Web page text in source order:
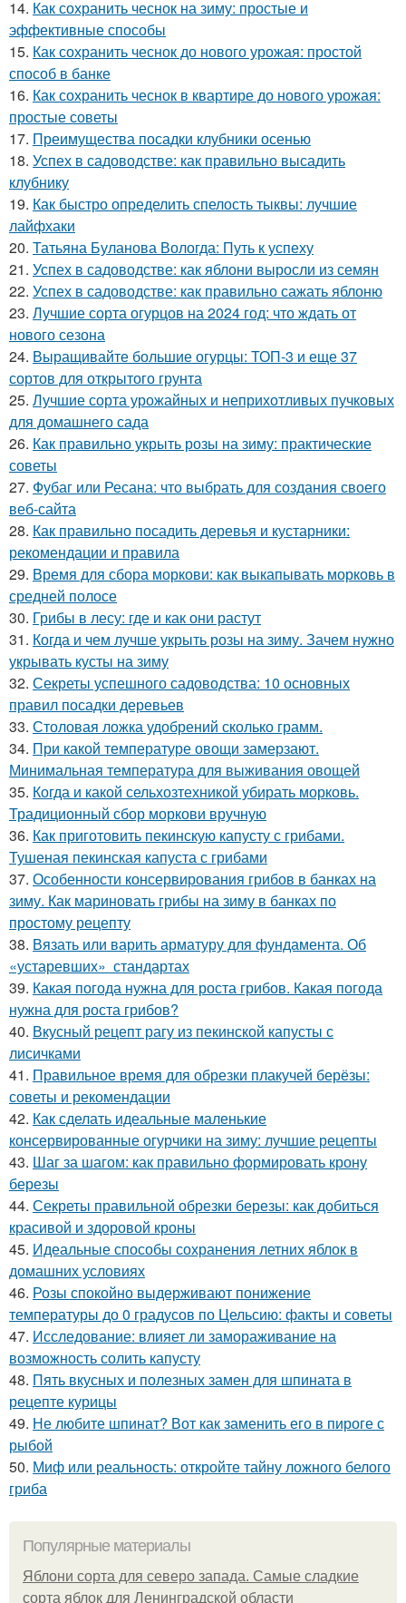
14. Как сохранить чеснок на зиму: простые и
эффективные способы
15. Как сохранить чеснок до нового урожая: простой
способ в банке
16. Как сохранить чеснок в квартире до нового урожая:
простые советы
17. Преимущества посадки клубники осенью
18. Успех в садоводстве: как правильно высадить
клубнику
19. Как быстро определить спелость тыквы: лучшие
лайфхаки
20. Татьяна Буланова Вологда: Путь к успеху
21. Успех в садоводстве: как яблони выросли из семян
22. Успех в садоводстве: как правильно сажать яблоню
23. Лучшие сорта огурцов на 2024 год: что ждать от
нового сезона
24. Выращивайте большие огурцы: ТОП-3 и еще 37
сортов для открытого грунта
25. Лучшие сорта урожайных и неприхотливых пучковых
для домашнего сада
26. Как правильно укрыть розы на зиму: практические
советы
27. Фубаг или Ресана: что выбрать для создания своего
веб-сайта
28. Как правильно посадить деревья и кустарники:
рекомендации и правила
29. Время для сбора моркови: как выкапывать морковь в
средней полосе
30. Грибы в лесу: где и как они растут
31. Когда и чем лучше укрыть розы на зиму. Зачем нужно
укрывать кусты на зиму
32. Секреты успешного садоводства: 10 основных
правил посадки деревьев
33. Столовая ложка удобрений сколько грамм.
34. При какой температуре овощи замерзают.
Минимальная температура для выживания овощей
35. Когда и какой сельхозтехникой убирать морковь.
Традиционный сбор моркови вручную
36. Как приготовить пекинскую капусту с грибами.
Тушеная пекинская капуста с грибами
37. Особенности консервирования грибов в банках на
зиму. Как мариновать грибы на зиму в банках по
простому рецепту
38. Вязать или варить арматуру для фундамента. Об
«устаревших» стандартах
39. Какая погода нужна для роста грибов. Какая погода
нужна для роста грибов?
40. Вкусный рецепт рагу из пекинской капусты с
лисичками
41. Правильное время для обрезки плакучей берёзы:
советы и рекомендации
42. Как сделать идеальные маленькие
консервированные огурчики на зиму: лучшие рецепты
43. Шаг за шагом: как правильно формировать крону
березы
44. Секреты правильной обрезки березы: как добиться
красивой и здоровой кроны
45. Идеальные способы сохранения летних яблок в
домашних условиях
46. Розы спокойно выдерживают понижение
температуры до 0 градусов по Цельсию: факты и советы
47. Исследование: влияет ли замораживание на
возможность солить капусту
48. Пять вкусных и полезных замен для шпината в
рецепте курицы
49. Не любите шпинат? Вот как заменить его в пироге с
рыбой
50. Миф или реальность: откройте тайну ложного белого
гриба
Популярные материалы
Яблони сорта для северо запада. Самые сладкие
сорта яблок для Ленинградской области